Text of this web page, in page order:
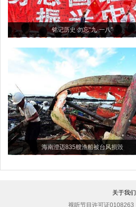
铭记历史 勿忘“九·一八”
海南澄迈835艘渔船被台风损毁
关于我们
视听节目许可证0108263